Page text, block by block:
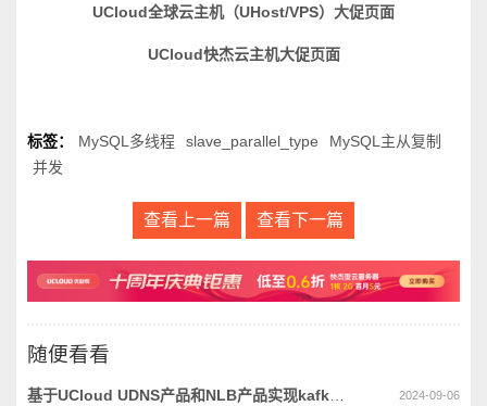
UCloud全球云主机（UHost/VPS）大促页面
UCloud快杰云主机大促页面
标签： MySQL多线程 slave_parallel_type
MySQL主从复制
并发
查看上一篇 查看下一篇
随便看看
2024-09-06
基于UCloud UDNS产品和NLB产品实现kafka多节点调度